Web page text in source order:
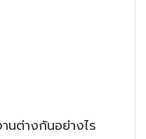
นต่างกันอย่างไร